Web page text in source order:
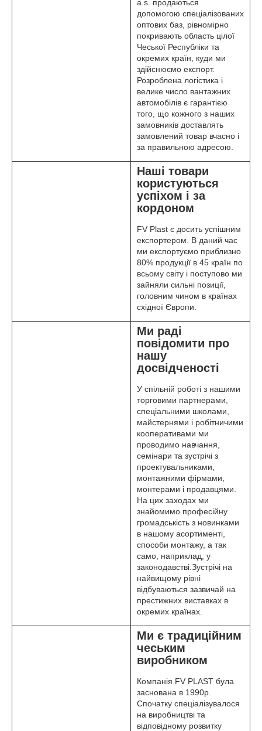
a.s. продаються
допомогою спеціалізованих
оптових баз, рівномірно
покривають область цілої
Чеської Республіки та
окремих країн, куди ми
здійснюємо експорт.
Розроблена логістика і
велике число вантажних
автомобілів є гарантією
того, що кожного з наших
замовників доставлять
замовлений товар вчасно і
за правильною адресою.
Наші товари
користуються
успіхом і за
кордоном
FV Plast є досить успішним
експортером. В даний час
ми експортуємо приблизно
80% продукції в 45 країн по
всьому світу і поступово ми
зайняли сильні позиції,
головним чином в країнах
східної Європи.
Ми раді
повідомити про
нашу
досвідченості
У спільній роботі з нашими
торговими партнерами,
спеціальними школами,
майстернями і робітничими
кооперативами ми
проводимо навчання,
семінари та зустрічі з
проектувальниками,
монтажними фірмами,
монтерами і продавцями.
На цих заходах ми
знайомимо професійну
громадськість з новинками
в нашому асортименті,
способи монтажу, а так
само, наприклад, у
законодавстві.Зустрічі на
найвищому рівні
відбуваються зазвичай на
престижних виставках в
окремих країнах.
Ми є традиційним
чеським
виробником
Компанія FV PLAST була
заснована в 1990р.
Спочатку спеціалізувалося
на виробництві та
відповідному розвитку